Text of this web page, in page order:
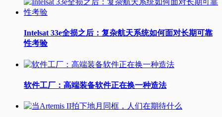
Intelsat 33e全损之后：复杂航天系统如何面对长期可靠
性考验
软件工厂：高端装备软件正在换一种造法